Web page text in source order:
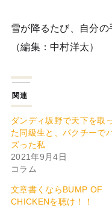
雪が降るたび、自分の
（編集：中村洋太）
関連
ダンディ坂野で天下を取
た同級生と、パクチーで
ズった私
2021年9月4日
コラム
文章書くならBUMP OF
CHICKENを聴け！！